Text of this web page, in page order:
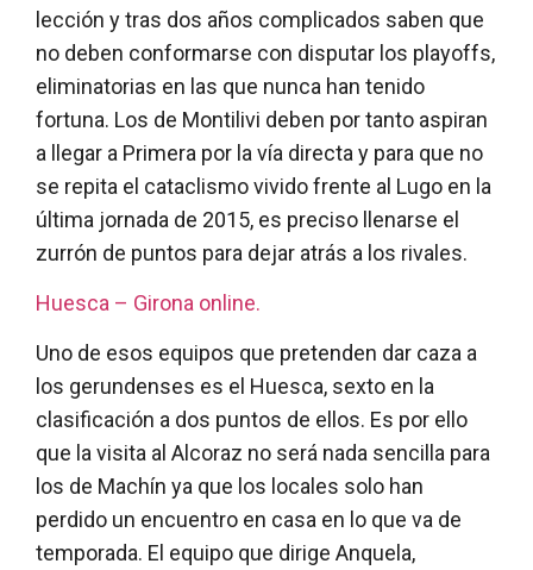
lección y tras dos años complicados saben que
no deben conformarse con disputar los playoffs,
eliminatorias en las que nunca han tenido
fortuna. Los de Montilivi deben por tanto aspiran
a llegar a Primera por la vía directa y para que no
se repita el cataclismo vivido frente al Lugo en la
última jornada de 2015, es preciso llenarse el
zurrón de puntos para dejar atrás a los rivales.
Huesca – Girona online.
Uno de esos equipos que pretenden dar caza a
los gerundenses es el Huesca, sexto en la
clasificación a dos puntos de ellos. Es por ello
que la visita al Alcoraz no será nada sencilla para
los de Machín ya que los locales solo han
perdido un encuentro en casa en lo que va de
temporada. El equipo que dirige Anquela,